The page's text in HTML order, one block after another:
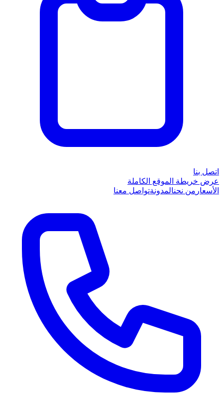
اتصل بنا
عرض خريطة الموقع الكاملة
الأسعار من نحنالمدونةتواصل معنا